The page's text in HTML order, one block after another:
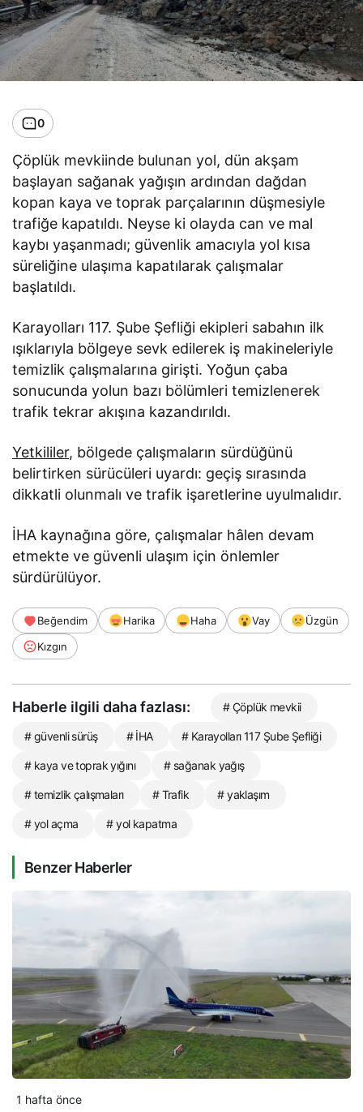
0
Çöplük mevkiinde bulunan yol, dün akşam
başlayan sağanak yağışın ardından dağdan
kopan kaya ve toprak parçalarının düşmesiyle
trafiğe kapatıldı. Neyse ki olayda can ve mal
kaybı yaşanmadı; güvenlik amacıyla yol kısa
süreliğine ulaşıma kapatılarak çalışmalar
başlatıldı.
Karayolları 117. Şube Şefliği ekipleri sabahın ilk
ışıklarıyla bölgeye sevk edilerek iş makineleriyle
temizlik çalışmalarına girişti. Yoğun çaba
sonucunda yolun bazı bölümleri temizlenerek
trafik tekrar akışına kazandırıldı.
Yetkililer, bölgede çalışmaların sürdüğünü
belirtirken sürücüleri uyardı: geçiş sırasında
dikkatli olunmalı ve trafik işaretlerine uyulmalıdır.
İHA kaynağına göre, çalışmalar hâlen devam
etmekte ve güvenli ulaşım için önlemler
sürdürülüyor.
Beğendim Harika Haha Vay
Üzgün
Kızgın
Haberle ilgili daha fazlası: # Çöplük mevkii
# güvenli sürüş # İHA # Karayolları 117 Şube Şefliği
# kaya ve toprak yığını # sağanak yağış
# temizlik çalışmaları # Trafik # yaklaşım
# yol açma # yol kapatma
Benzer Haberler
1 hafta önce